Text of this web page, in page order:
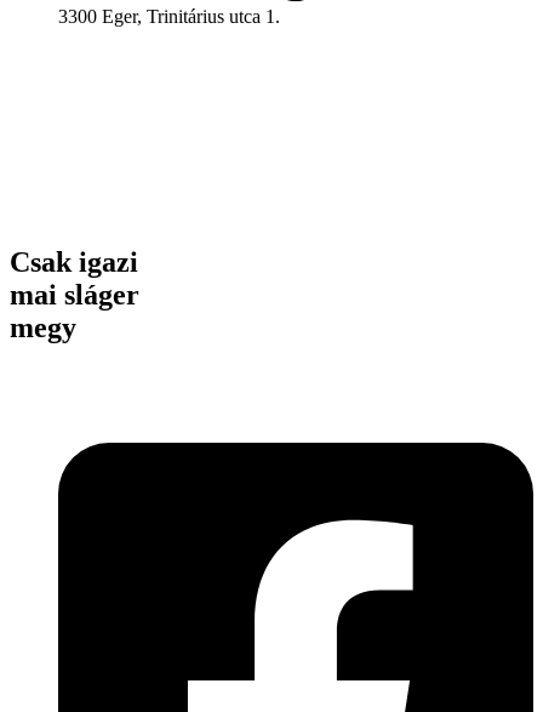
3300 Eger, Trinitárius utca 1.
Csak igazi
mai sláger
megy